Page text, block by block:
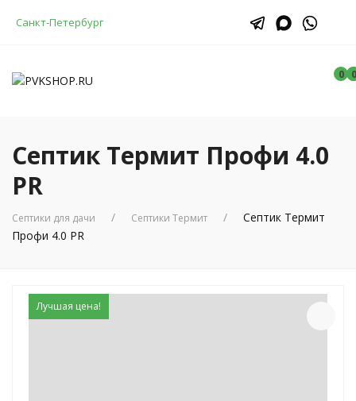
Санкт-Петербург
0 0
0
Септик Термит Профи 4.0
PR
Септики для дачи Септики Термит
Септик Термит
Профи 4.0 PR
Лучшая цена!